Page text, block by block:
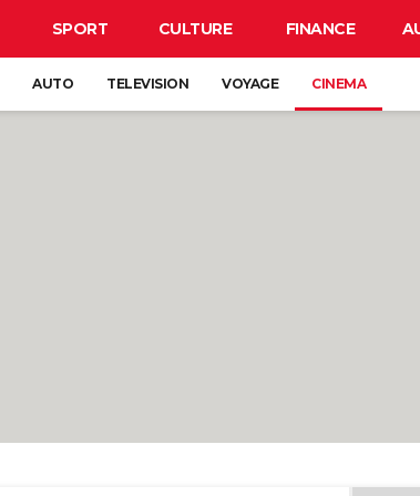
SPORT CULTURE FINANCE
AUTO TELEVISION VOYAGE CINEMA